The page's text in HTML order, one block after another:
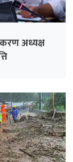
अध्यक्ष